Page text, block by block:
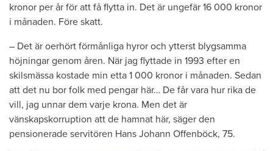
kronor per år för att få flytta in. Det är ungefär 16 000 kronor
i månaden. Före skatt.
– Det är oerhört förmånliga hyror och ytterst blygsamma
höjningar genom åren. När jag flyttade in 1993 efter en
skilsmässa kostade min etta 1 000 kronor i månaden. Sedan
att det nu bor folk med pengar här… De får vara hur rika de
vill, jag unnar dem varje krona. Men det är
vänskapskorruption att de hamnat här, säger den
pensionerade servitören Hans Johann Offenböck, 75.